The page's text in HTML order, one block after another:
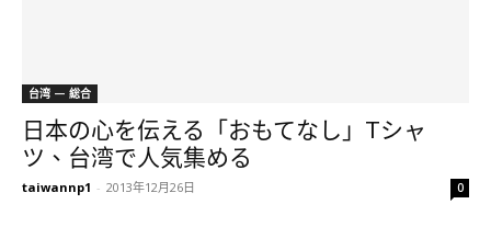
台湾 — 総合
日本の心を伝える「おもてなし」Tシャ
ツ、台湾で人気集める
taiwannp1 - 2013年12月26日 0